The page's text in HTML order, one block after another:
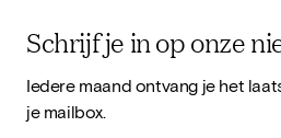
Schrijf je in op onze
Iedere maand ontvang je het
je mailbox.